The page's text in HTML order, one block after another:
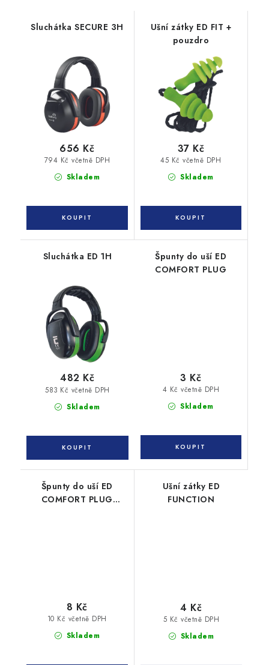
Sluchátka SECURE 3H
Skladem
794 Kč včetně DPH
656 Kč
Ušní zátky ED FIT +
pouzdro
Skladem
45 Kč včetně DPH
37 Kč
Sluchátka ED 1H
Skladem
583 Kč včetně DPH
482 Kč
Špunty do uší ED
COMFORT PLUG
Skladem
4 Kč včetně DPH
3 Kč
Špunty do uší ED
COMFORT PLUG
Skladem
10 Kč včetně DPH
8 Kč
Ušní zátky ED
FUNCTION
Skladem
5 Kč včetně DPH
4 Kč